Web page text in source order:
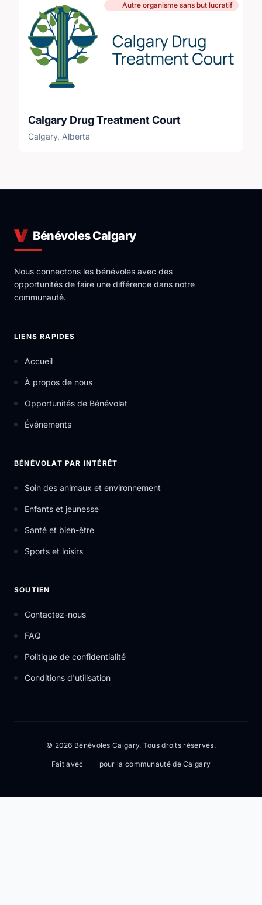
Autre organisme sans but lucratif
Calgary Drug Treatment Court
Calgary, Alberta
Bénévoles Calgary
Nous connectons les bénévoles avec des
opportunités de faire une différence dans notre
communauté.
LIENS RAPIDES
Accueil
À propos de nous
Opportunités de Bénévolat
Événements
BÉNÉVOLAT PAR INTÉRÊT
Soin des animaux et environnement
Enfants et jeunesse
Santé et bien-être
Sports et loisirs
SOUTIEN
Contactez-nous
FAQ
Politique de confidentialité
Conditions d'utilisation
© 2026 Bénévoles Calgary. Tous droits réservés.
Fait avec pour la communauté de Calgary